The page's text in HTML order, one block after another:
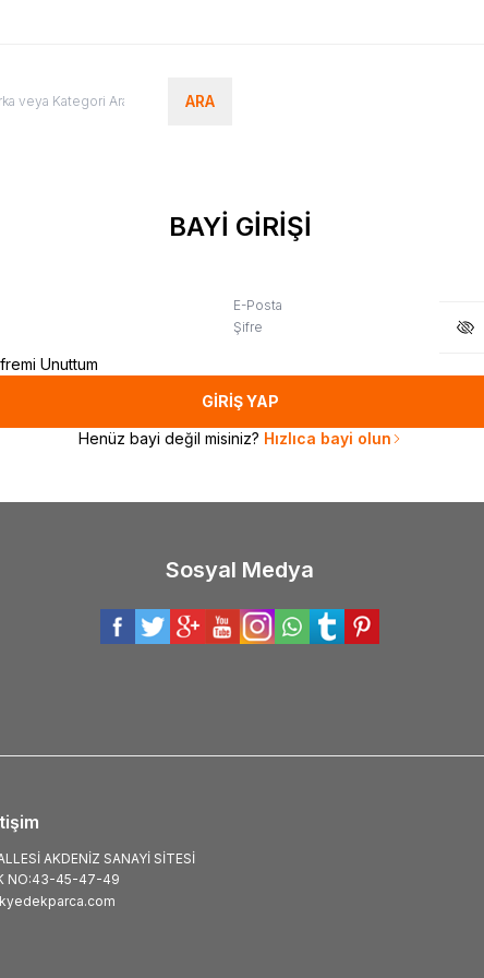
ARA
BAYİ GİRİŞİ
E-Posta
Şifre
Unuttum
GİRİŞ YAP
Henüz bayi değil misiniz? Hızlıca bayi olun
Sosyal Medya
AKDENİZ SANAYİ SİTESİ
NO:43-45-47-49